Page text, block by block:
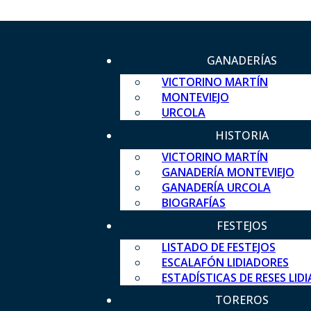
GANADERÍAS
VICTORINO MARTÍN
MONTEVIEJO
URCOLA
HISTORIA
VICTORINO MARTÍN
GANADERÍA MONTEVIEJO
GANADERÍA URCOLA
BIOGRAFÍAS
FESTEJOS
LISTADO DE FESTEJOS
ESCALAFÓN LIDIADORES
ESTADÍSTICAS DE RESES
TOREROS